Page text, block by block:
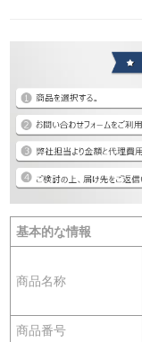
基本的な情報
商品名称
商品番号